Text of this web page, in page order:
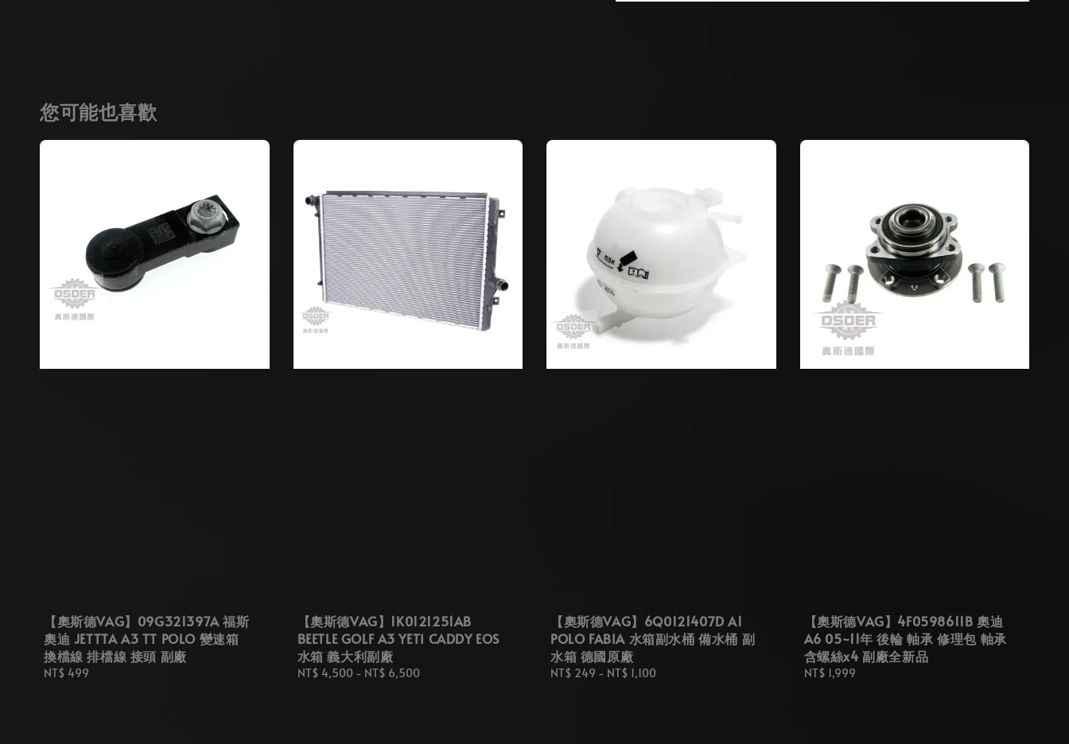
您可能也喜歡
【奧斯德VAG】09G321397A 福斯
奧迪 JETTTA A3 TT POLO 變速箱
換檔線 排檔線 接頭 副廠
Regular
NT$ 499
【奧斯德VAG】1K0121251AB
BEETLE GOLF A3 YETI CADDY EOS
水箱 義大利副廠
Regular
NT$ 4,500- NT$ 6,500
【奧斯德VAG】6Q0121407D A1
POLO FABIA 水箱副水桶 備水桶 副
水箱 德國原廠
Regular
NT$ 249 - NT$ 1,100
【奧斯德VAG】4F0598611B 奧迪
A6 05~11年 後輪 軸承 修理包 軸承
含螺絲x4 副廠全新品
Regular
NT$ 1,999